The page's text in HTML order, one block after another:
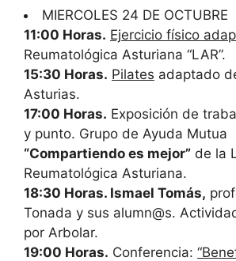
MIERCOLES 24 DE OCTUBRE
11:00 Horas. Ejercicio físico
Reumatológica Asturiana “LAR”.
15:30 Horas. Pilates adaptado
Asturias.
17:00 Horas. Exposición de
y punto. Grupo de Ayuda Mutua
“Compartiendo es mejor” de la
Reumatológica Asturiana.
18:30 Horas. Ismael Tomás,
Tonada y sus alumn@s.
por Arbolar.
19:00 Horas. Conferencia: